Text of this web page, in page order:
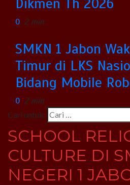
0 2 min
SMKN 1 Jabon
Timur di LKS
Bidang Mobile
0 2 min
Cari untuk:
SCHOOL
CULTURE DI
NEGERI 1